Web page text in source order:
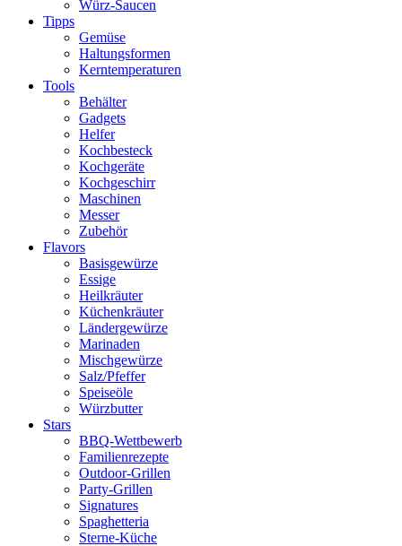
Würz-Saucen
Tipps
Gemüse
Haltungsformen
Kerntemperaturen
Tools
Behälter
Gadgets
Helfer
Kochbesteck
Kochgeräte
Kochgeschirr
Maschinen
Messer
Zubehör
Flavors
Basisgewürze
Essige
Heilkräuter
Küchenkräuter
Ländergewürze
Marinaden
Mischgewürze
Salz/Pfeffer
Speiseöle
Würzbutter
Stars
BBQ-Wettbewerb
Familienrezepte
Outdoor-Grillen
Party-Grillen
Signatures
Spaghetteria
Sterne-Küche